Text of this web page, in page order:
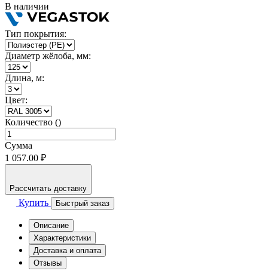
В наличии
Тип покрытия:
Диаметр жёлоба, мм:
Длина, м:
Цвет:
Количество ()
Сумма
1 057.00 ₽
Рассчитать доставку
Купить Быстрый заказ
Описание
Характеристики
Доставка и оплата
Отзывы